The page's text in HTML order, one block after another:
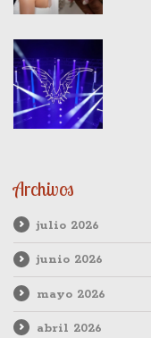
Archivos
julio 2026
junio 2026
mayo 2026
abril 2026